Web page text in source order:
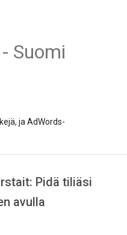
Suomi
ja AdWords-
Pidä tiliäsi
avulla